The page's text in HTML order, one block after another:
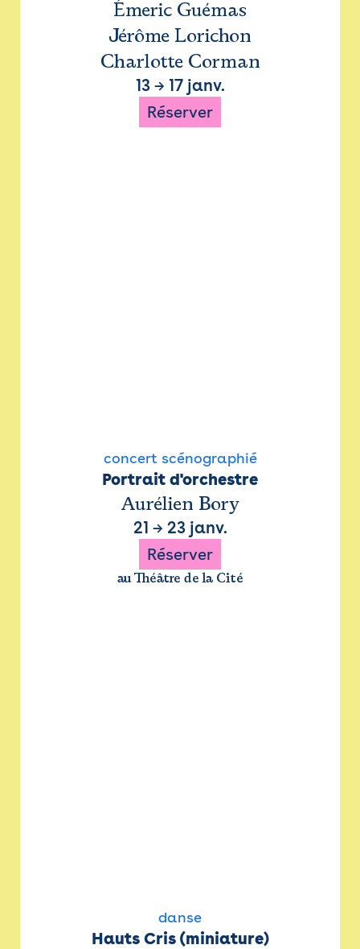
Émeric Guémas
Jérôme Lorichon
Charlotte Corman
13→ 17 janv.
Réserver
concert scénographié
Portrait d'orchestre
Aurélien Bory
21 → 23 janv.
Réserver
au Théâtre de la Cité
danse
Hauts Cris (miniature)